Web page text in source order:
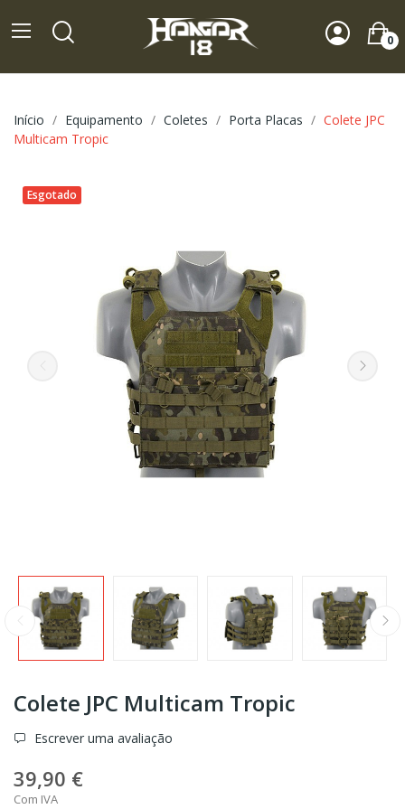
0
Início Equipamento Coletes Porta Placas
Colete JPC
Multicam Tropic
Esgotado
Colete JPC Multicam Tropic
Escrever uma avaliação
39,90 €
Com IVA